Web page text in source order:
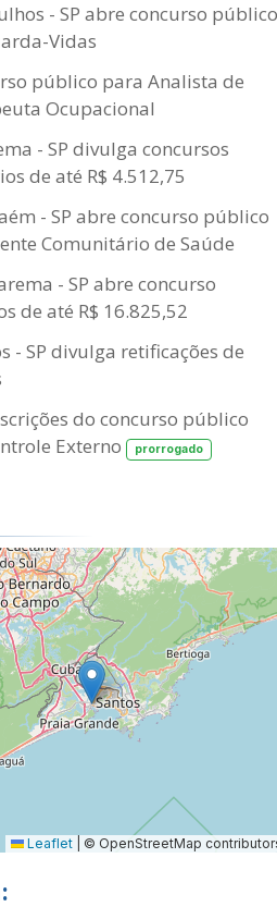
- SP abre concurso público
Vidas
público para Analista de
Ocupacional
- SP divulga concursos
de até R$ 4.512,75
- SP abre concurso público
Comunitário de Saúde
- SP abre concurso
de até R$ 16.825,52
- SP divulga retificações de
do concurso público
Externo
prorrogado
Leaflet © OpenStreetMap